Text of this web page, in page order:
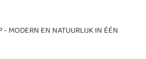
- MODERN EN NATUURLIJK IN ÉÉN